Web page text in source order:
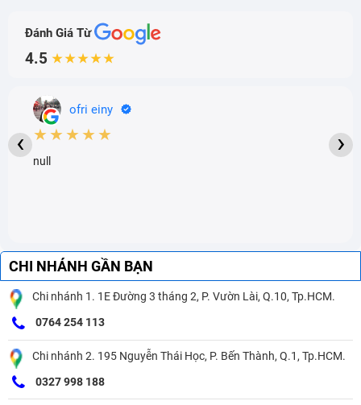
Đánh Giá Từ
4.5 ★★★★★
ofri einy
★★★★★
null
‹ ›
CHI NHÁNH GẦN BẠN
Chi nhánh 1. 1E Đường 3 tháng 2, P. Vườn Lài, Q.10, Tp.HCM.
0764 254 113
Chi nhánh 2. 195 Nguyễn Thái Học, P. Bến Thành, Q.1, Tp.HCM.
0327 998 188